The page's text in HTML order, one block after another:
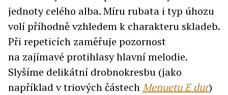
jednoty celého alba. Míru rubata i typ úhozu
volí příhodně vzhledem k charakteru skladeb.
Při repeticích zaměřuje pozornost
na zajímavé protihlasy hlavní melodie.
Slyšíme delikátní drobnokresbu (jako
například v triových částechMenuetu E dur)